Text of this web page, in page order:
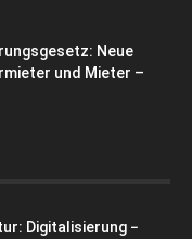
Neue
und Mieter –
Digitalisierung −